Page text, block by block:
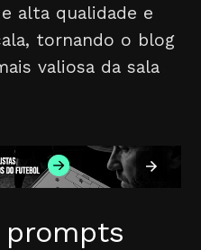
alta qualidade e
tornando o blog
valiosa da sala
prompts